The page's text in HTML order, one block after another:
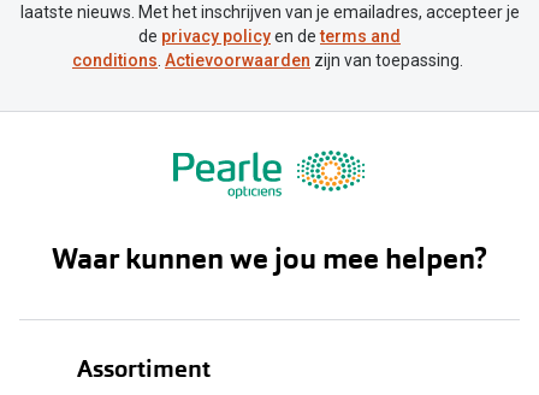
laatste nieuws. Met het inschrijven van je emailadres, accepteer je
de privacy policyen determs and
conditions. Actievoorwaarden zijn van toepassing.
Waar kunnen we jou mee helpen?
Assortiment